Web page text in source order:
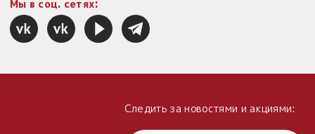
Мы в соц. сетях:
Следить за новостями и акциями: